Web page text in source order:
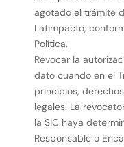
agotado el trámite
Latimpacto,
Política.
Revocar la
dato cuando en el
principios,
legales. La
la SIC haya
Responsable o